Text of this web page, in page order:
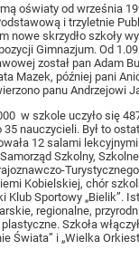
oświaty od września
i trzyletnie
nowe skrzydło szkoły
Gimnazjum. Od
został pan Adam
Mazek, później pani
panu Andrzejowi
w szkole uczyło się
35 nauczycieli. Był to
12 salami lekcyjnymi.
Szkolny,
Kobielskiej, chór
Sportowy „Bielik”.
regionalne,
Szkoła
Świata” i „Wielka